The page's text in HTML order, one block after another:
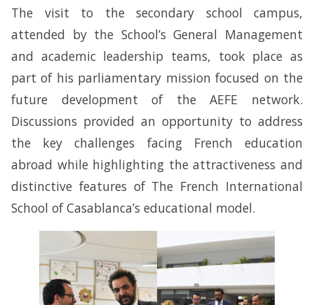
The visit to the secondary school campus,
attended by the School’s General Management
and academic leadership teams, took place as
part of his parliamentary mission focused on the
future development of the AEFE network.
Discussions provided an opportunity to address
the key challenges facing French education
abroad while highlighting the attractiveness and
distinctive features of The French International
School of Casablanca’s educational model.